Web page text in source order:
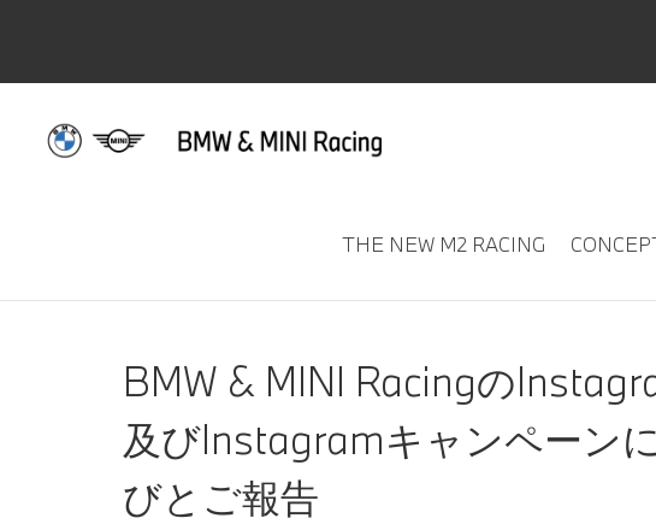
THE NEW M2 RACING
NEWS & TOPIC
BMW & MINI Racingの
及びInstagramキャンペーン
びとご報告